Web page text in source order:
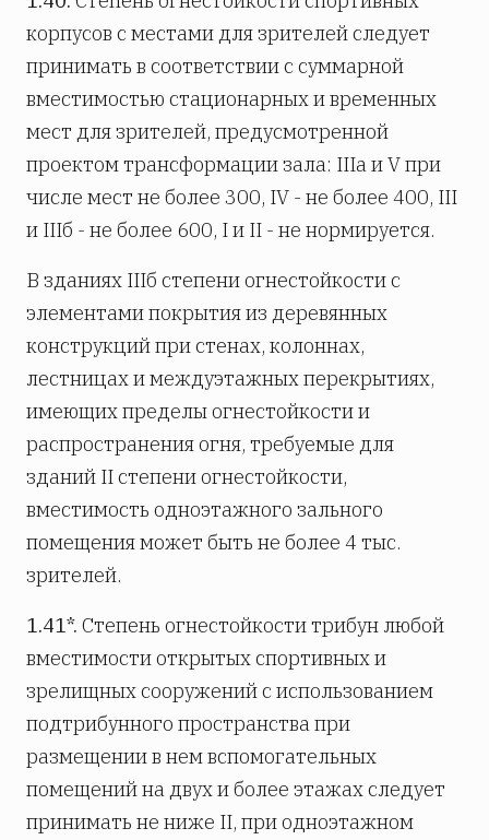
корпусов с местами для зрителей следует
принимать в соответствии с суммарной
вместимостью стационарных и временных
мест для зрителей, предусмотренной
проектом трансформации зала: IIIa и V при
числе мест не более 300, IV - не более 400, III
и IIIб - не более 600, I и II - не нормируется.
В зданиях IIIб степени огнестойкости с
элементами покрытия из деревянных
конструкций при стенах, колоннах,
лестницах и междуэтажных перекрытиях,
имеющих пределы огнестойкости и
распространения огня, требуемые для
зданий II степени огнестойкости,
вместимость одноэтажного зального
помещения может быть не более 4 тыс.
зрителей.
1.41*. Степень огнестойкости трибун любой
вместимости открытых спортивных и
зрелищных сооружений с использованием
подтрибунного пространства при
размещении в нем вспомогательных
помещений на двух и более этажах следует
принимать не ниже II, при одноэтажном